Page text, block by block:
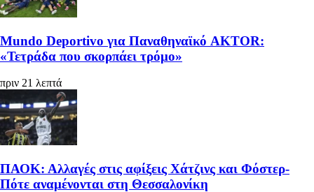
Mundo Deportivo για Παναθηναϊκό AKTOR:
«Τετράδα που σκορπάει τρόμο»
πριν 21 λεπτά
ΠΑΟΚ: Αλλαγές στις αφίξεις Χάτζινς και Φόστερ-
Πότε αναμένονται στη Θεσσαλονίκη